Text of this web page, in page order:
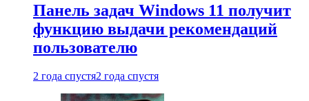
Панель задач Windows 11 получит
функцию выдачи рекомендаций
пользователю
2 года спустя2 года спустя